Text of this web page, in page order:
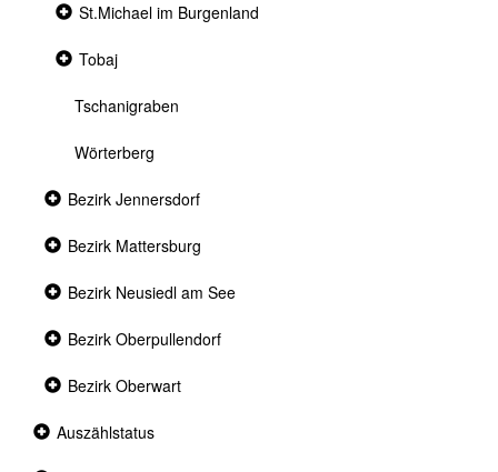
Collapsed
St.Michael im Burgenland
Collapsed
section
Tobaj
Tschanigraben
Wörterberg
Collapsed
Bezirk Jennersdorf
Collapsed
Bezirk Mattersburg
Collapsed
Bezirk Neusiedl am See
Collapsed
Bezirk Oberpullendorf
Collapsed
Bezirk Oberwart
Collapsed
Auszählstatus